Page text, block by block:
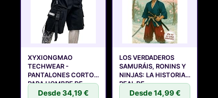
XYXIONGMAO
TECHWEAR -
PANTALONES CORTOS
PARA HOMBRE DE
CARGA
Desde 34,19 €
LOS VERDADEROS
SAMURÁIS, RONINS Y
NINJAS: LA HISTORIA
REAL DE
Desde 14,99 €